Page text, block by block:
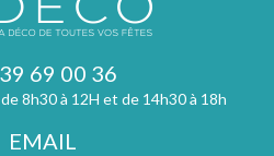
69 00 36
8h30 à 12H et de 14h30 à 18h
EMAIL